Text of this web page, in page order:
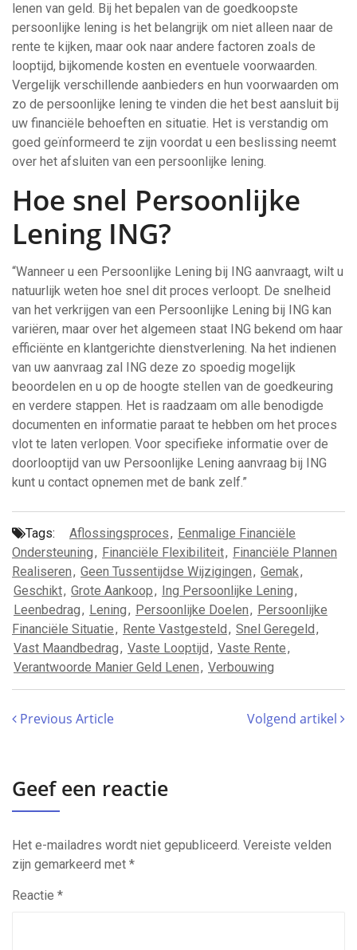
lenen van geld. Bij het bepalen van de goedkoopste
persoonlijke lening is het belangrijk om niet alleen naar de
rente te kijken, maar ook naar andere factoren zoals de
looptijd, bijkomende kosten en eventuele voorwaarden.
Vergelijk verschillende aanbieders en hun voorwaarden om
zo de persoonlijke lening te vinden die het best aansluit bij
uw financiële behoeften en situatie. Het is verstandig om
goed geïnformeerd te zijn voordat u een beslissing neemt
over het afsluiten van een persoonlijke lening.
Hoe snel Persoonlijke
Lening ING?
“Wanneer u een Persoonlijke Lening bij ING aanvraagt, wilt u
natuurlijk weten hoe snel dit proces verloopt. De snelheid
van het verkrijgen van een Persoonlijke Lening bij ING kan
variëren, maar over het algemeen staat ING bekend om haar
efficiënte en klantgerichte dienstverlening. Na het indienen
van uw aanvraag zal ING deze zo spoedig mogelijk
beoordelen en u op de hoogte stellen van de goedkeuring
en verdere stappen. Het is raadzaam om alle benodigde
documenten en informatie paraat te hebben om het proces
vlot te laten verlopen. Voor specifieke informatie over de
doorlooptijd van uw Persoonlijke Lening aanvraag bij ING
kunt u contact opnemen met de bank zelf.”
Tags: Aflossingsproces, Eenmalige Financiële
Ondersteuning, Financiële Flexibiliteit, Financiële Plannen
Realiseren, Geen Tussentijdse Wijzigingen, Gemak,
Geschikt, Grote Aankoop, Ing Persoonlijke Lening,
Leenbedrag, Lening, Persoonlijke Doelen, Persoonlijke
Financiële Situatie, Rente Vastgesteld, Snel Geregeld,
Vast Maandbedrag, Vaste Looptijd, Vaste Rente,
Verantwoorde Manier Geld Lenen, Verbouwing
Previous Article Volgend artikel
Geef een reactie
Het e-mailadres wordt niet gepubliceerd. Vereiste velden
zijn gemarkeerd met *
Reactie *